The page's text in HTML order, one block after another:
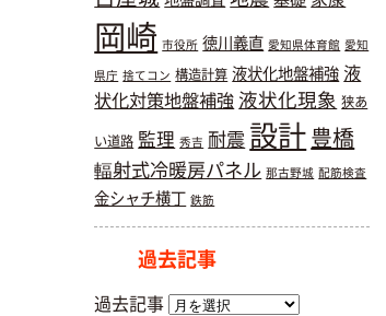
岡崎 市役所 徳川義直 愛知県体育館 愛知
県庁 捨てコン 構造計算 液状化地盤補強 液
状化対策地盤補強 液状化現象 狭あ
い道路 監理 秀吉 耐震設計豊橋
輻射式冷暖房パネル 那古野城 配筋検査
金シャチ横丁 鉄筋
過去記事
過去記事